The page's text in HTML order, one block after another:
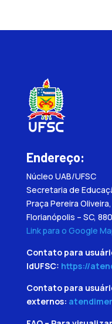
Endereço:
Núcleo UAB/UFSC
Secretaria de
Praça Pereira
Florianópolis – SC,
Link para o Google
Contato para
IdUFSC: https://
Contato para
externos: